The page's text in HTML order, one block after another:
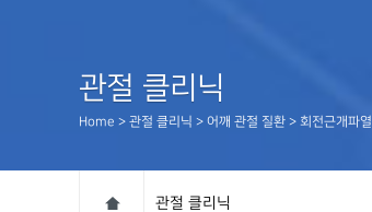
관절 클리닉
Home > 관절 클리닉 > 어깨 관절 질환 > 회전근개파열
관절 클리닉